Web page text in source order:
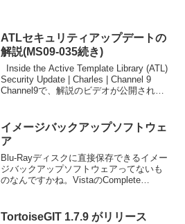
ATLセキュリティアップデートの
解説(MS09-035続き)
Inside the Active Template Library (ATL)
Security Update | Charles | Channel 9
Channel9で、解説のビデオが公開されま
イメージバックアップソフトウェ
ア
Blu-Rayディスクに直接保存できるイメー
ジバックアップソフトウェアってないも
のなんですかね。VistaのComplete
ものが出てこないですかね。DVDだと...
TortoiseGIT 1.7.9 がリリース